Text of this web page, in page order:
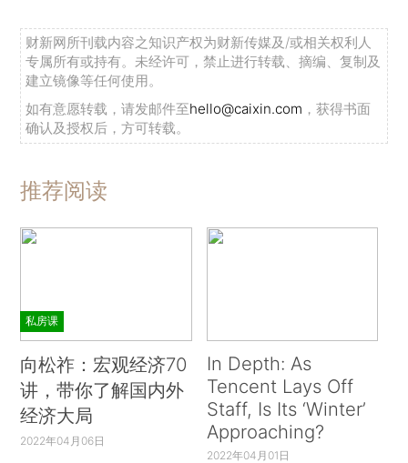
财新网所刊载内容之知识产权为财新传媒及/或相关权利人
专属所有或持有。未经许可，禁止进行转载、摘编、复制及
建立镜像等任何使用。
如有意愿转载，请发邮件至hello@caixin.com ，获得书面
确认及授权后，方可转载。
推荐阅读
私房课
向松祚：宏观经济70
讲，带你了解国内外
经济大局
2022年04月06日
In Depth: As
Tencent Lays Off
Staff, Is Its ‘Winter’
Approaching?
2022年04月01日